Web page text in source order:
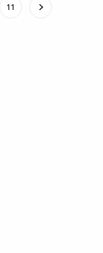
11